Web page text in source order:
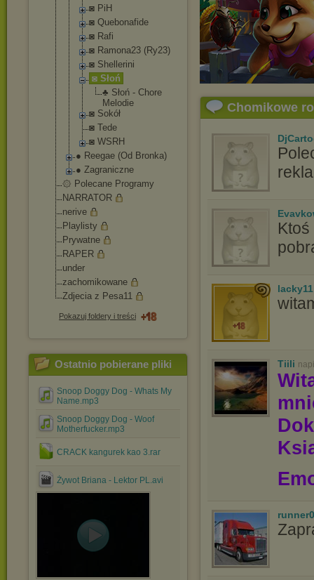
◙ PiH
◙ Quebonafide
◙ Rafi
◙ Ramona23 (Ry23)
◙ Shellerini
◙ Słoń
♣ Słoń - Chore
Melodie
◙ Sokół
◙ Tede
◙ WSRH
● Reegae (Od Bronka)
● Zagraniczne
۞ Polecane Programy
NARRATOR
nerive
Playlisty
Prywatne
RAPER
under
zachomikowane
Zdjecia z Pesa11
Pokazuj foldery i treści
Ostatnio pobierane pliki
Snoop Doggy Dog - Whats My
Name.mp3
Snoop Doggy Dog - Woof
Motherfucker.mp3
CRACK kangurek kao 3.rar
Żywot Briana - Lektor PL.avi
Chomikowe
lacky11
Tiili